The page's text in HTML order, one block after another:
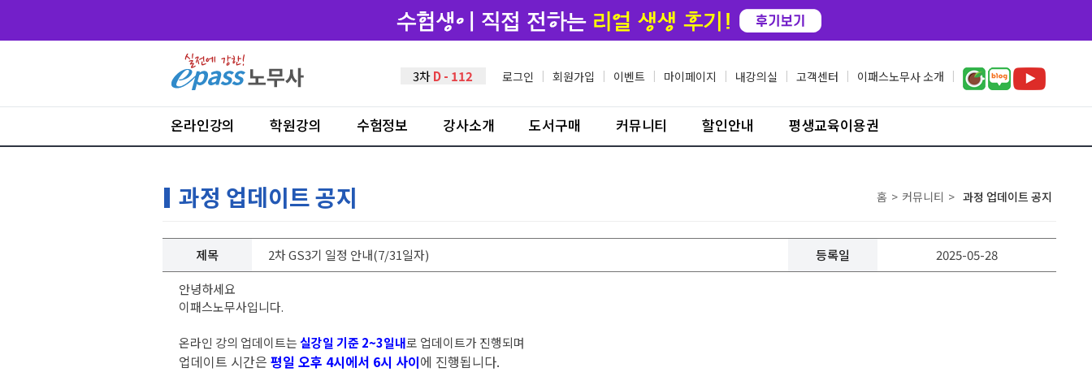
3차D - 112 로그인 | 회원가입 | 이벤트 | 마이페이지 | 내강의실 | 고객센터 | 이패스노무사 소개 |
온라인강의 학원강의 수험정보 강사소개 도서구매 커뮤니티 할인안내 평생교육이용권
과정 업데이트 공지 홈 > 커뮤니티 > 과정 업데이트 공지
제목 2차 GS3기 일정 안내(7/31일자) 등록일
2025-05-28
안녕하세요
이패스노무사입니다.
온라인 강의 업데이트는 실강일 기준 2~3일내로 업데이트가 진행되며
업데이트 시간은 평일 오후 4시에서 6시 사이에 진행됩니다.